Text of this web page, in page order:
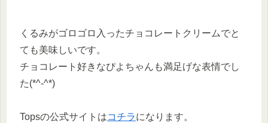
くるみがゴロゴロ入ったチョコレートクリームでと
ても美味しいです。
チョコレート好きなぴよちゃんも満足げな表情でし
た(*^-^*)
Topsの公式サイトはコチラになります。